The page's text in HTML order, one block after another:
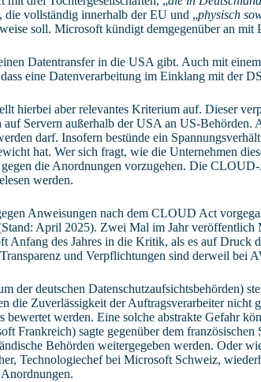
vollständig innerhalb der EU und „physisch
soll. Microsoft kündigt demgegenüber an mit
Datentransfer in die USA gibt. Auch mit
eine Datenverarbeitung im Einklang mit der
hierbei aber relevantes Kriterium auf. Dieser
Servern außerhalb der USA an US-
darf. Insofern bestünde ein
hat. Wer sich fragt, wie die Unternehmen
die Anordnungen vorzugehen. Die
werden.
Anweisungen nach dem CLOUD Act
April 2025). Zwei Mal im Jahr
Anfang des Jahres in die Kritik, als es auf Druck
und Verpflichtungen sind derweil bei
der deutschen Datenschutzaufsichtsbehörden)
die Zuverlässigkeit der Auftragsverarbeiter nicht
bewertet werden. Eine solche abstrakte Gefahr
Frankreich) sagte gegenüber dem
Behörden weitergegeben werden. Oder
Technologiechef bei Microsoft Schweiz,